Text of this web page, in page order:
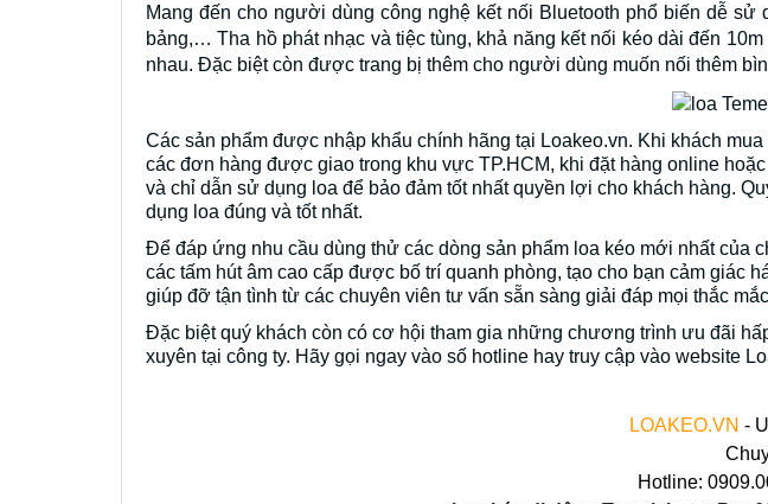
Mang đến cho người dùng công nghệ kết nối Bluetooth phổ biến dễ
bảng,… Tha hồ phát nhạc và tiệc tùng, khả năng kết nối kéo dài đến
nhau. Đặc biệt còn được trang bị thêm cho người dùng muốn nối thêm
Các sản phẩm được nhập khẩu chính hãng tại Loakeo.vn. Khi khách
các đơn hàng được giao trong khu vực TP.HCM, khi đặt hàng online
và chỉ dẫn sử dụng loa để bảo đảm tốt nhất quyền lợi cho khách hàng.
dụng loa đúng và tốt nhất.
Để đáp ứng nhu cầu dùng thử các dòng sản phẩm loa kéo mới nhất
các tấm hút âm cao cấp được bố trí quanh phòng, tạo cho bạn cảm
giúp đỡ tận tình từ các chuyên viên tư vấn sẵn sàng giải đáp mọi thắc
Đặc biệt quý khách còn có cơ hội tham gia những chương trình ưu đãi
xuyên tại công ty. Hãy gọi ngay vào số hotline hay truy cập vào website
LOAKEO.VN -
Hotline: